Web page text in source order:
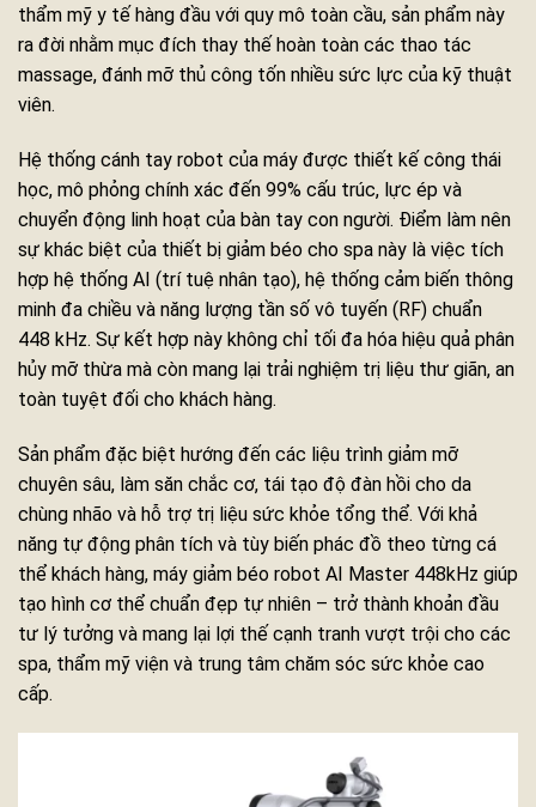
thẩm mỹ y tế hàng đầu với quy mô toàn cầu, sản phẩm này
ra đời nhằm mục đích thay thế hoàn toàn các thao tác
massage, đánh mỡ thủ công tốn nhiều sức lực của kỹ thuật
viên.
Hệ thống cánh tay robot của máy được thiết kế công thái
học, mô phỏng chính xác đến 99% cấu trúc, lực ép và
chuyển động linh hoạt của bàn tay con người. Điểm làm nên
sự khác biệt của thiết bị giảm béo cho spa này là việc tích
hợp hệ thống AI (trí tuệ nhân tạo), hệ thống cảm biến thông
minh đa chiều và năng lượng tần số vô tuyến (RF) chuẩn
448 kHz. Sự kết hợp này không chỉ tối đa hóa hiệu quả phân
hủy mỡ thừa mà còn mang lại trải nghiệm trị liệu thư giãn, an
toàn tuyệt đối cho khách hàng.
Sản phẩm đặc biệt hướng đến các liệu trình giảm mỡ
chuyên sâu, làm săn chắc cơ, tái tạo độ đàn hồi cho da
chùng nhão và hỗ trợ trị liệu sức khỏe tổng thể. Với khả
năng tự động phân tích và tùy biến phác đồ theo từng cá
thể khách hàng, máy giảm béo robot AI Master 448kHz giúp
tạo hình cơ thể chuẩn đẹp tự nhiên – trở thành khoản đầu
tư lý tưởng và mang lại lợi thế cạnh tranh vượt trội cho các
spa, thẩm mỹ viện và trung tâm chăm sóc sức khỏe cao
cấp.